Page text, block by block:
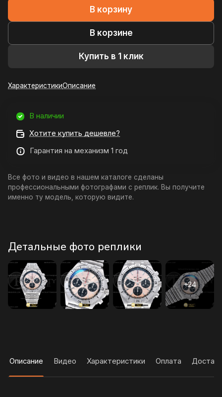
В корзину
В корзине
Купить в 1 клик
ХарактеристикиОписание
В наличии
Хотите купить дешевле?
Гарантия на механизм 1 год
Все фото и видео в нашем каталоге сделаны
профессиональными фотографами с реплик. Вы получите
именно ту модель, которую видите.
Детальные фото реплики
Описание Видео Характеристики Оплата